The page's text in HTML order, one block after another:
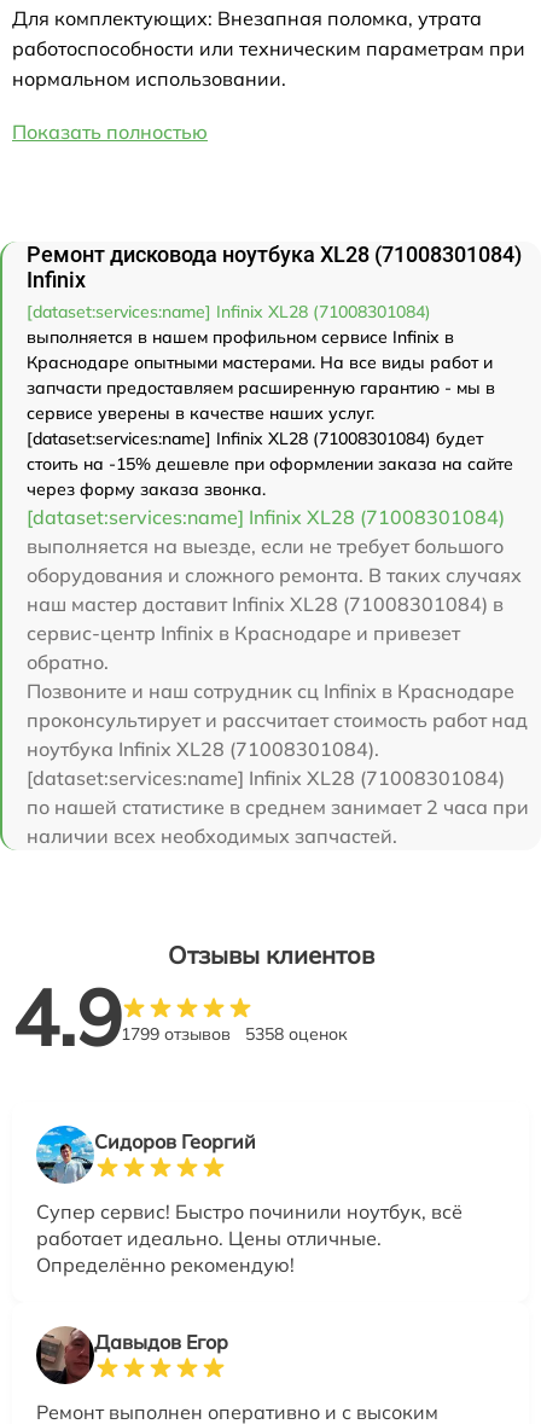
Для комплектующих: Внезапная поломка, утрата
работоспособности или техническим параметрам при
нормальном использовании.
Показать полностью
Ремонт дисковода ноутбука XL28 (71008301084)
Infinix
[dataset:services:name] Infinix XL28 (71008301084)
выполняется в нашем профильном сервисе Infinix в
Краснодаре опытными мастерами. На все виды работ и
запчасти предоставляем расширенную гарантию - мы в
сервисе уверены в качестве наших услуг.
[dataset:services:name] Infinix XL28 (71008301084) будет
стоить на -15% дешевле при оформлении заказа на сайте
через форму заказа звонка.
[dataset:services:name] Infinix XL28 (71008301084)
выполняется на выезде, если не требует большого
оборудования и сложного ремонта. В таких случаях
наш мастер доставит Infinix XL28 (71008301084) в
сервис-центр Infinix в Краснодаре и привезет
обратно.
Позвоните и наш сотрудник сц Infinix в Краснодаре
проконсультирует и рассчитает стоимость работ над
ноутбука Infinix XL28 (71008301084).
[dataset:services:name] Infinix XL28 (71008301084)
по нашей статистике в среднем занимает 2 часа при
наличии всех необходимых запчастей.
Отзывы клиентов
4.91799 отзывов 5358 оценок
Сидоров Георгий
Супер сервис! Быстро починили ноутбук, всё
работает идеально. Цены отличные.
Определённо рекомендую!
Давыдов Егор
Ремонт выполнен оперативно и с высоким